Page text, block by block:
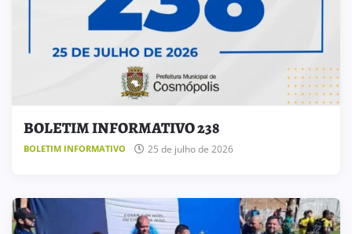
BOLETIM INFORMATIVO 238
BOLETIM INFORMATIVO 25 de julho de 2026